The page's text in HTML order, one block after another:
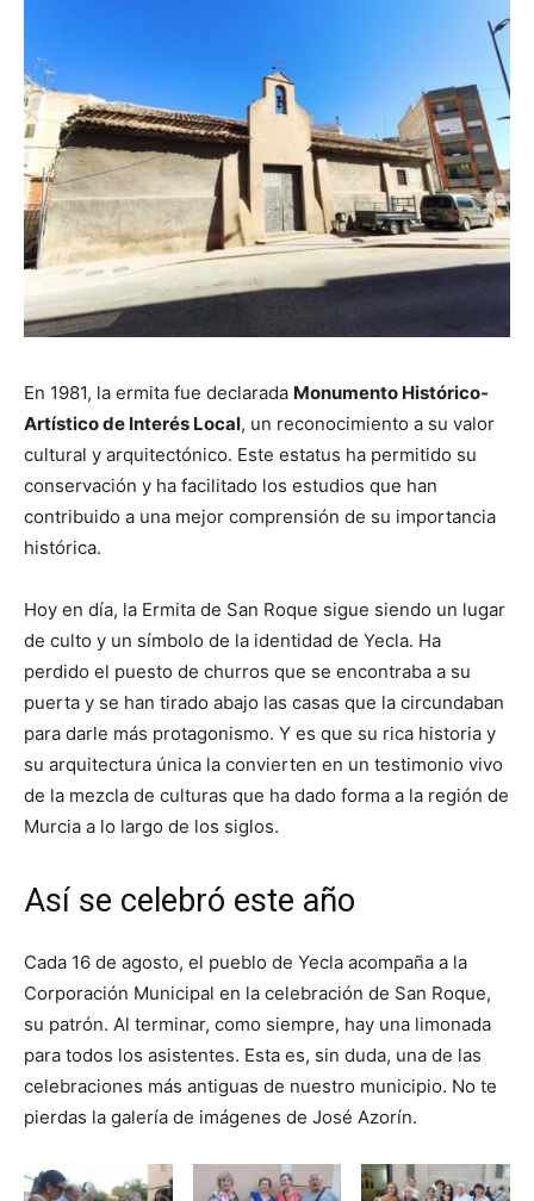
En 1981, la ermita fue declarada Monumento Histórico-
Artístico de Interés Local, un reconocimiento a su valor
cultural y arquitectónico. Este estatus ha permitido su
conservación y ha facilitado los estudios que han
contribuido a una mejor comprensión de su importancia
histórica.
Hoy en día, la Ermita de San Roque sigue siendo un lugar
de culto y un símbolo de la identidad de Yecla. Ha
perdido el puesto de churros que se encontraba a su
puerta y se han tirado abajo las casas que la circundaban
para darle más protagonismo. Y es que su rica historia y
su arquitectura única la convierten en un testimonio vivo
de la mezcla de culturas que ha dado forma a la región de
Murcia a lo largo de los siglos.
Así se celebró este año
Cada 16 de agosto, el pueblo de Yecla acompaña a la
Corporación Municipal en la celebración de San Roque,
su patrón. Al terminar, como siempre, hay una limonada
para todos los asistentes. Esta es, sin duda, una de las
celebraciones más antiguas de nuestro municipio. No te
pierdas la galería de imágenes de José Azorín.